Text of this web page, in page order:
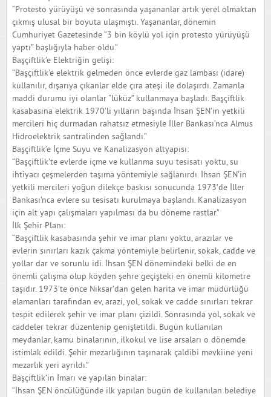
“Protesto yürüyüşü ve sonrasında yaşananlar artık yerel olmaktan
çıkmış ulusal bir boyuta ulaşmıştı. Yaşananlar, dönemin
Cumhuriyet Gazetesinde “3 bin köylü yol için protesto yürüyüşü
yaptı” başlığıyla haber oldu.”
Başçiftlik’e Elektriğin gelişi:
“Başçiftlik’e elektrik gelmeden önce evlerde gaz lambası (idare)
kullanılır, dışarıya çıkanlar elde çıra ateşi ile dolaşırdı. Zamanla
maddi durumu iyi olanlar “lüküz” kullanmaya başladı. Başçiftlik
kasabasına elektrik 1970’li yılların başında İhsan ŞEN’in yetkili
mercileri hiç durmadan rahatsız etmesiyle İller Bankası’nca Almus
Hidroelektrik santralinden sağlandı.”
Başçiftlik’e İçme Suyu ve Kanalizasyon altyapısı:
“Başçiftlik’te evlerde içme ve kullanma suyu tesisatı yoktu, su
ihtiyacı çeşmelerden taşıma yöntemiyle sağlanırdı. İhsan ŞEN’in
yetkili mercileri yoğun dilekçe baskısı sonucunda 1973’de İller
Bankası’nca evlere su tesisatı kurulmaya başlandı. Kanalizasyon
için alt yapı çalışmaları yapılması da bu döneme rastlar.”
İlk Şehir Planı:
“Başçiftlik kasabasında şehir ve imar planı yoktu, arazılar ve
evlerin sınırları kazık çakma yöntemiyle belirlenir, sokak, cadde ve
yollar dar ve sorunlu idi. İhsan ŞEN dönemindeki belki de en
önemli çalışma olup köyden şehre geçişteki en önemli kilometre
taşıdır. 1973’te önce Niksar’dan gelen harita ve imar müdürlüğü
elamanları tarafından ev, arazi, yol, sokak ve cadde sınırları tekrar
tespit edilerek şehir ve imar planı çizildi. Sonrasında yol, sokak ve
caddeler tekrar düzenlenip genişletildi. Bugün kullanılan
meydanlar, kamu binalarının, ilkokul ve lise arsaları o dönemde
istimlak edildi. Şehir mezarlığının taşınarak çaldibi mevkiine yeni
mezarlık yeri ayrıldı.”
Başçiftlik’in İmarı ve yapılan binalar:
“İhsan ŞEN öncülüğünde ilk yapılan bugün de kullanılan belediye